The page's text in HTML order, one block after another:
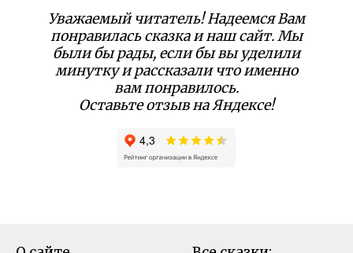
Уважаемый читатель! Надеемся Вам
понравилась сказка и наш сайт. Мы
были бы рады, если бы вы уделили
минутку и рассказали что именно
вам понравилось.
Оставьте отзыв на Яндексе!